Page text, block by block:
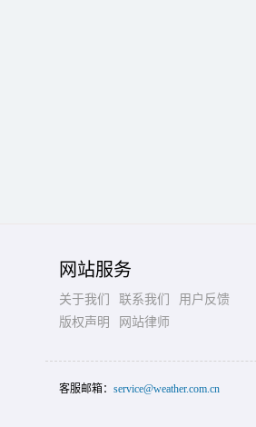
网站服务
关于我们 联系我们
用户反馈
版权声明
网站律师
客服邮箱： service@weather.com.cn